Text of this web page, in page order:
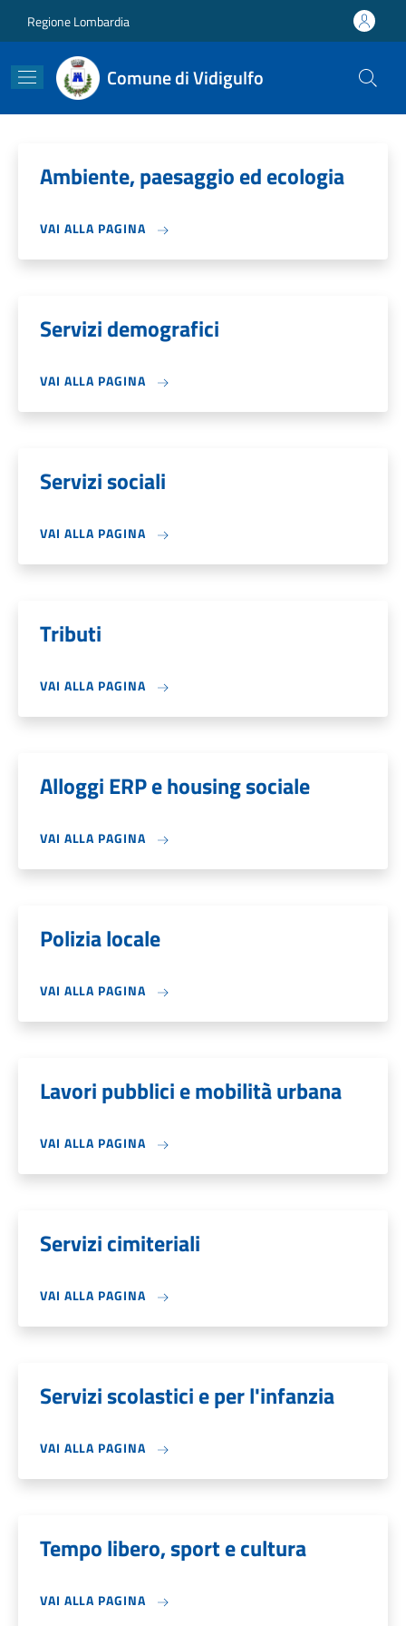
Regione Lombardia
Comune di Vidigulfo
Ambiente, paesaggio ed ecologia
VAI ALLA PAGINA
Servizi demografici
VAI ALLA PAGINA
Servizi sociali
VAI ALLA PAGINA
Tributi
VAI ALLA PAGINA
Alloggi ERP e housing sociale
VAI ALLA PAGINA
Polizia locale
VAI ALLA PAGINA
Lavori pubblici e mobilità urbana
VAI ALLA PAGINA
Servizi cimiteriali
VAI ALLA PAGINA
Servizi scolastici e per l'infanzia
VAI ALLA PAGINA
Tempo libero, sport e cultura
VAI ALLA PAGINA